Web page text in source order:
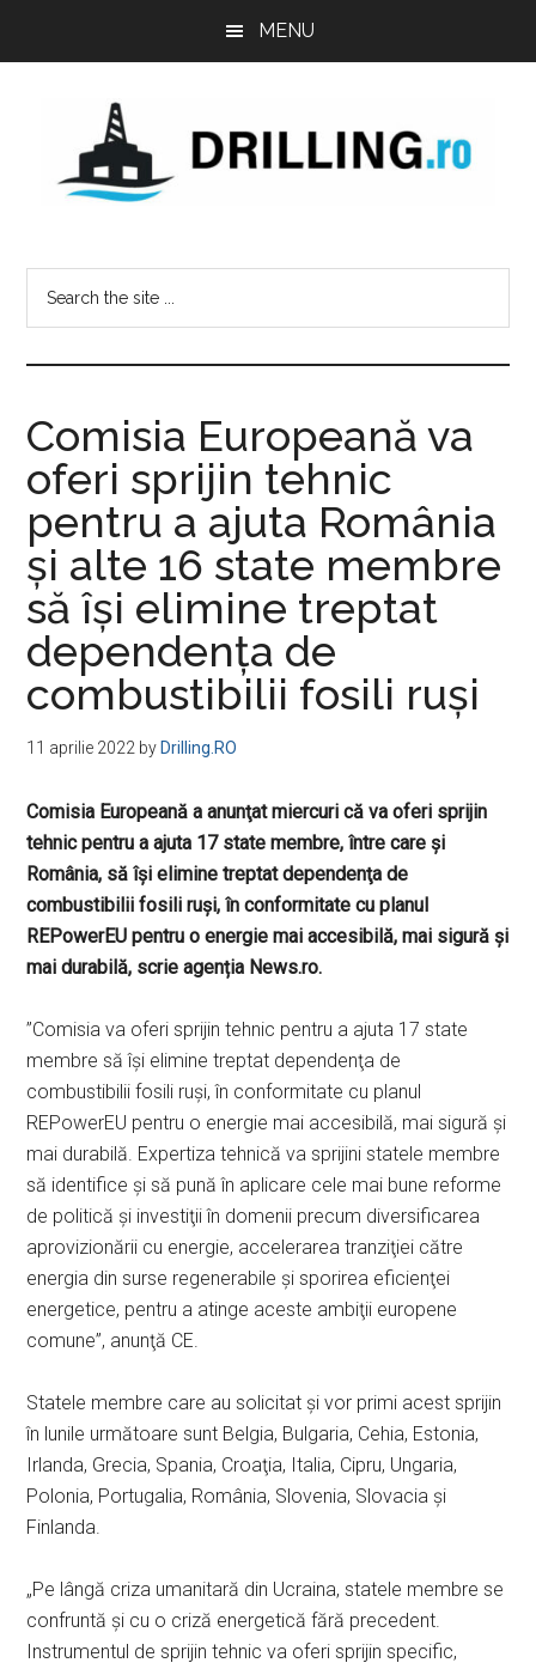
MENU
Jobs
courses
-
Rig
status
Comisia Europeană va
oferi sprijin tehnic
pentru a ajuta România
şi alte 16 state membre
să îşi elimine treptat
dependenţa de
combustibilii fosili ruşi
11 aprilie 2022 by Drilling.RO
Comisia Europeană a anunţat miercuri că va oferi sprijin
tehnic pentru a ajuta 17 state membre, între care şi
România, să îşi elimine treptat dependenţa de
combustibilii fosili ruşi, în conformitate cu planul
REPowerEU pentru o energie mai accesibilă, mai sigură şi
mai durabilă, scrie agenția News.ro.
”Comisia va oferi sprijin tehnic pentru a ajuta 17 state
membre să îşi elimine treptat dependenţa de
combustibilii fosili ruşi, în conformitate cu planul
REPowerEU pentru o energie mai accesibilă, mai sigură şi
mai durabilă. Expertiza tehnică va sprijini statele membre
să identifice şi să pună în aplicare cele mai bune reforme
de politică şi investiţii în domenii precum diversificarea
aprovizionării cu energie, accelerarea tranziţiei către
energia din surse regenerabile şi sporirea eficienţei
energetice, pentru a atinge aceste ambiţii europene
comune”, anunţă CE.
Statele membre care au solicitat şi vor primi acest sprijin
în lunile următoare sunt Belgia, Bulgaria, Cehia, Estonia,
Irlanda, Grecia, Spania, Croaţia, Italia, Cipru, Ungaria,
Polonia, Portugalia, România, Slovenia, Slovacia şi
Finlanda.
„Pe lângă criza umanitară din Ucraina, statele membre se
confruntă şi cu o criză energetică fără precedent.
Instrumentul de sprijin tehnic va oferi sprijin specific,